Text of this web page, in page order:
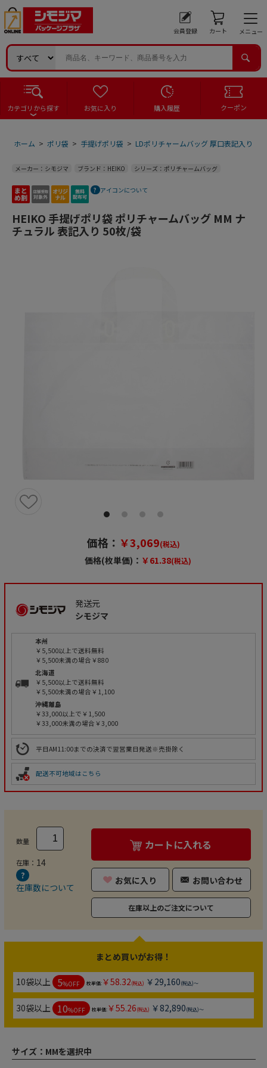
会員登録 カート メニュー
カテゴリから探す お気に入り 購入履歴 クーポン
ホーム > ポリ袋 > 手提げポリ袋 > LDポリチャームバッグ 厚口表記入り
メーカー：シモジマ ブランド：HEIKO シリーズ：ポリチャームバッグ
アイコンについて
HEIKO 手提げポリ袋 ポリチャームバッグ MM ナ
チュラル 表記入り 50枚/袋
価格： ￥3,069(税込)
価格(枚単価)： ￥61.38(税込)
発送元
シモジマ
本州
￥5,500以上で送料無料
￥5,500未満の場合￥880
北海道
￥5,500以上で送料無料
￥5,500未満の場合￥1,100
沖縄離島
￥33,000以上で￥1,500
￥33,000未満の場合￥3,000
平日AM11:00までの決済で翌営業日発送※売掛除く
配送不可地域はこちら
数量
在庫： 14
在庫数について
カートに入れる
お気に入り お問い合わせ
在庫以上のご注文について
まとめ買いがお得！
10袋以上 5%OFF 枚単価:￥58.32(税込) ￥29,160(税込)～
30袋以上 10%OFF 枚単価:￥55.26(税込) ￥82,890(税込)～
サイズ： MMを選択中